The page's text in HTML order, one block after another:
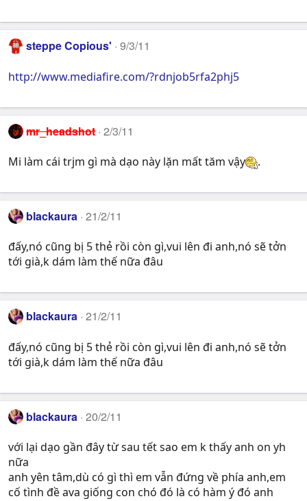
steppe Copious' 9/3/11
http://www.mediafire.com/?rdnjob5rfa2phj5
mr_headshot 2/3/11
Mi làm cái trjm gì mà dạo này lặn mất tăm vậy .
blackaura 21/2/11
đấy,nó cũng bị 5 thẻ rồi còn gì,vui lên đi anh,nó sẽ tởn
tới già,k dám làm thế nữa đâu
blackaura 21/2/11
đấy,nó cũng bị 5 thẻ rồi còn gì,vui lên đi anh,nó sẽ tởn
tới già,k dám làm thế nữa đâu
blackaura 20/2/11
với lại dạo gần đây từ sau tết sao em k thấy anh on yh
nữa
anh yên tâm,dù có gì thì em vẫn đứng về phía anh,em
cố tình đề ava giống con chó đó là có hàm ý đó anh